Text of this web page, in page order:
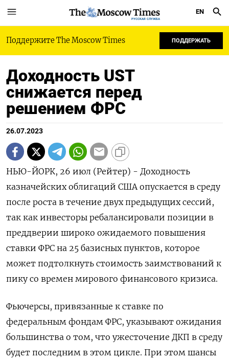
РУССКАЯ СЛУЖБА
EN
Поддержите The Moscow Times ПОДДЕРЖАТЬ
Доходность UST
снижается перед
решением ФРС
26.07.2023
НЬЮ-ЙОРК, 26 июл (Рейтер) - Доходность
казначейских облигаций США опускается в среду
после роста в течение двух предыдущих сессий,
так как инвесторы ребалансировали позиции в
преддверии широко ожидаемого повышения
ставки ФРС на 25 базисных пунктов, которое
может подтолкнуть стоимость заимствований к
пику со времен мирового финансового кризиса.
Фьючерсы, привязанные к ставке по
федеральным фондам ФРС, указывают ожидания
большинства о том, что ужесточение ДКП в среду
будет последним в этом цикле. При этом шансы